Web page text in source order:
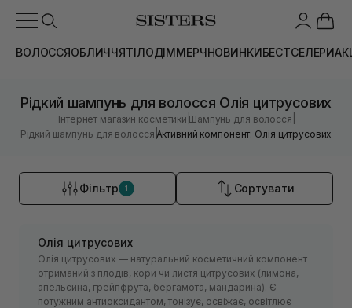
ВОЛОССЯОБЛИЧЧЯТІЛОДІММЕРЧНОВИНКИБЕСТСЕЛЕРИ
Рідкий шампунь для волосся Олія цитрусових
Інтернет магазин косметики |Шампунь для волосся
Рідкий шампунь для волосся |Активний компонент: Олія цитрусових
Фільтр 1 Сортувати
Олія цитрусових
Олія цитрусових — натуральний косметичний компонент
отриманий з плодів, кори чи листя цитрусових (лимона,
апельсина, грейпфрута, бергамота, мандарина). Є
потужним антиоксидантом, тонізує, освіжає, освітлює